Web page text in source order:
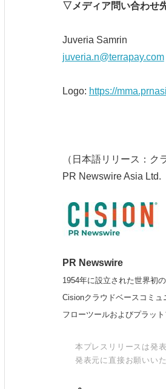
▽メディア問い合わせ
Juveria Samrin
juveria.n@terrapay.com
Logo: https://
（日本語リリース：ク
PR Newswire Asia Ltd.
PR Newswire
1954年に設立された世界初
Cisionクラウドベースコミ
フローツールおよびプラッ
本プレスリリースは発
発表元に直接お願いいた